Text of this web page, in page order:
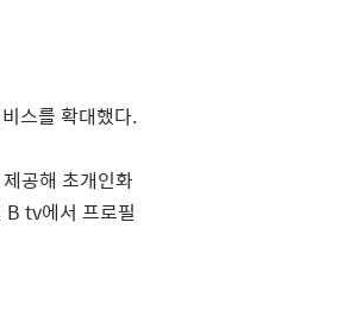
스를 확대했다.
공해 초개인화
B tv에서 프로필